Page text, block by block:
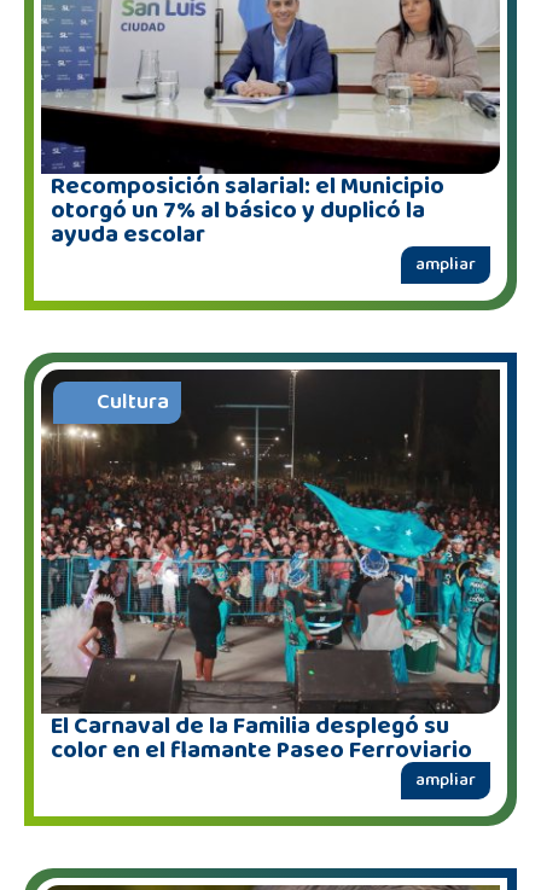
Recomposición salarial: el Municipio
otorgó un 7% al básico y duplicó la
ayuda escolar
ampliar
Cultura
El Carnaval de la Familia desplegó su
color en el flamante Paseo Ferroviario
ampliar